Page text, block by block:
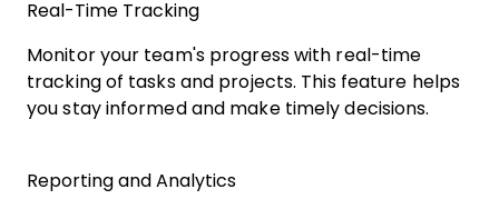
Real-Time Tracking
Monitor your team's progress with real-time
tracking of tasks and projects. This feature helps
you stay informed and make timely decisions.
Reporting and Analytics